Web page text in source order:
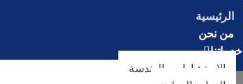
الرئيسية
من نحن
خدماتنا
الإستشارات والهندسة